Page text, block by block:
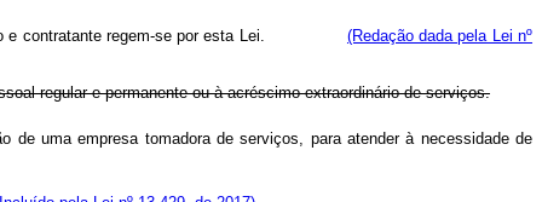
e contratante regem-se por esta Lei. (Redação dada pela Lei nº
regular e permanente ou à acréscimo extraordinário de serviços.
uma empresa tomadora de serviços, para atender à necessidade de